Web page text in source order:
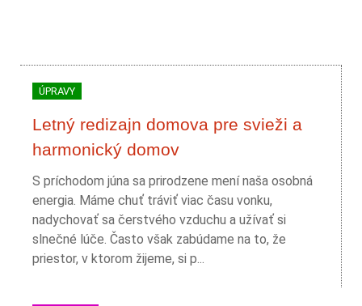
ÚPRAVY
Letný redizajn domova pre svieži a
harmonický domov
S príchodom júna sa prirodzene mení naša osobná
energia. Máme chuť tráviť viac času vonku,
nadychovať sa čerstvého vzduchu a užívať si
slnečné lúče. Často však zabúdame na to, že
priestor, v ktorom žijeme, si p...